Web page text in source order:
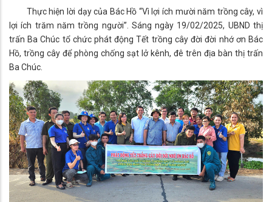
Thực hiện lời dạy của Bác Hồ “Vì lợi ích mười năm trồng cây, vì
lợi ích trăm năm trồng người”. Sáng ngày 19/02/2025, UBND thị
trấn Ba Chúc tổ chức phát động Tết trồng cây đời đời nhớ ơn Bác
Hồ, trồng cây để phòng chống sạt lở kênh, đê trên địa bàn thị trấn
Ba Chúc.